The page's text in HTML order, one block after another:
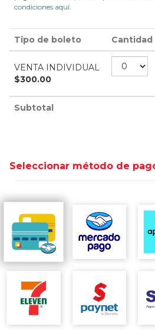
condiciones aquí.
Tipo de boleto Cantidad
VENTA INDIVIDUAL
$300.00
Subtotal
Seleccionar método de